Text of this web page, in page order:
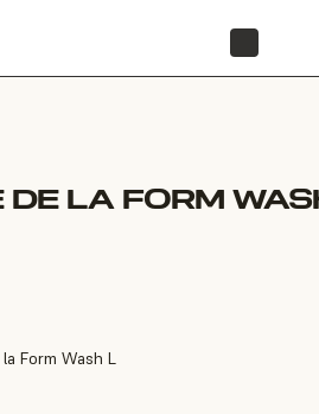
DE LA FORM
Form Wash L